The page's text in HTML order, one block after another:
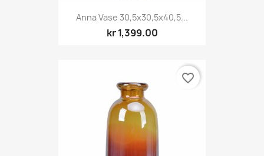
Anna Vase 30,5x30,5x40,5...
kr 1,399.00
favorite_border